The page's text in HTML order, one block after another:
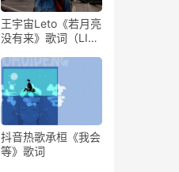
王宇宙Leto《若月亮
没有来》歌词（LIVE
抖音热歌承桓《我会
等》歌词